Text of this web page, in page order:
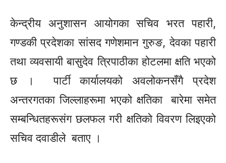
केन्द्रीय अनुशासन आयोगका सचिव भरत पहारी,
गण्डकी प्रदेशका सांसद गणेशमान गुरुङ, देवका पहारी
तथा व्यवसायी बासुदेव त्रिपाठीका होटलमा क्षति भएको
छ । पार्टी कार्यालयकोअवलोकनसँगैप्रदेश
अन्तरगतकाजिल्लाहरूमाभएको क्षतिका बारेमा समेत
सम्बन्धितहरूसंगछलफल गरी क्षतिको विवरण लिइएको
सचिव दवाडीले बताए ।